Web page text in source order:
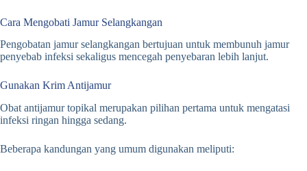
Cara Mengobati Jamur Selangkangan
Pengobatan jamur selangkangan bertujuan untuk membunuh jamur
penyebab infeksi sekaligus mencegah penyebaran lebih lanjut.
Gunakan Krim Antijamur
Obat antijamur topikal merupakan pilihan pertama untuk mengatasi
infeksi ringan hingga sedang.
Beberapa kandungan yang umum digunakan meliputi: